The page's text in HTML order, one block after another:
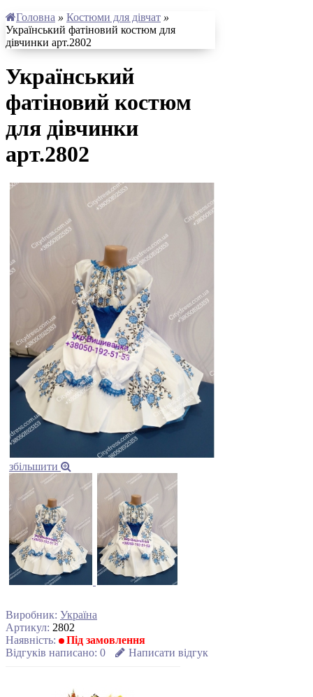
Головна » Костюми для дівчат »
Український фатіновий костюм для
дівчинки арт.2802
Український
фатіновий костюм
для дівчинки
арт.2802
збільшити
Виробник: Україна
Артикул: 2802
Наявність:
Під замовлення
Відгуків написано: 0 Написати відгук